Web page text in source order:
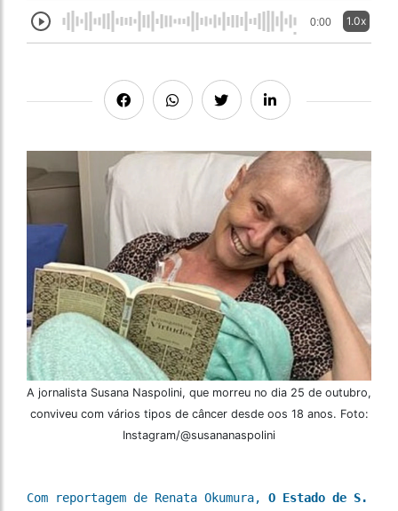
0:00 1.0x
A jornalista Susana Naspolini, que morreu no dia 25 de outubro,
conviveu com vários tipos de câncer desde oos 18 anos. Foto:
Instagram/@susananaspolini
Com reportagem de Renata Okumura, O Estado de S.